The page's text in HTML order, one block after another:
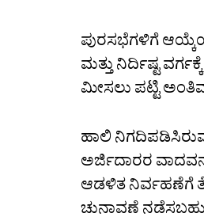
ಪುರಸಭೆಗಳಿಗೆ
ಮತ್ತು ನಿರ್ದಿಷ್ಟ
ಮೀಸಲು ಪಟ್ಟಿ
ಹಾಲಿ
ಅರ್ಜಿದಾರರ
ಆಡಳಿತ ನಿರ್ವಹಣೆಗೆ
ಚುನಾವಣೆ